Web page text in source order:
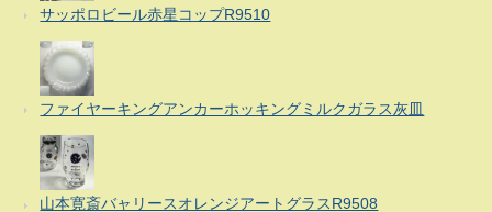
サッポロビール赤星コップR9510
ファイヤーキングアンカーホッキングミルクガラス灰皿
山本寛斎バャリースオレンジアートグラスR9508